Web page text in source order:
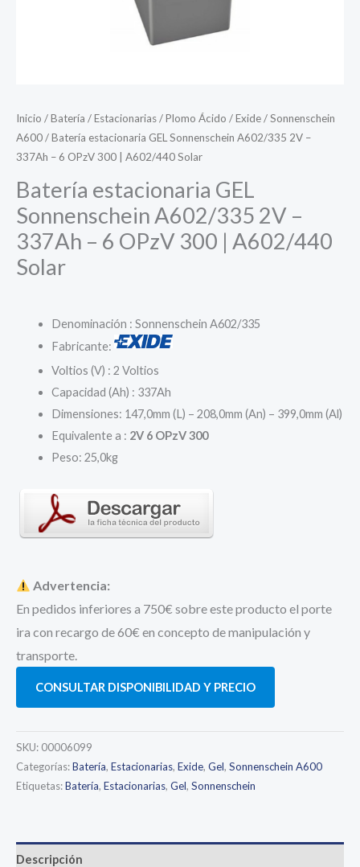
Inicio /Batería /Estacionarias/Plomo Ácido /Exide/Sonnenschein
A600/ Batería estacionaria GEL Sonnenschein A602/335 2V –
337Ah – 6 OPzV 300 | A602/440 Solar
Batería estacionaria GEL
Sonnenschein A602/335 2V –
337Ah – 6 OPzV 300 | A602/440
Solar
Denominación : Sonnenschein A602/335
Fabricante:
Voltios (V) : 2 Voltios
Capacidad (Ah) : 337Ah
Dimensiones: 147,0mm (L) – 208,0mm (An) – 399,0mm (Al)
Equivalente a : 2V 6 OPzV 300
Peso: 25,0kg
Advertencia:
En pedidos inferiores a 750€ sobre este producto el porte
ira con recargo de 60€ en concepto de manipulación y
transporte.
CONSULTAR DISPONIBILIDAD Y PRECIO
SKU: 00006099
Categorías:Batería, Estacionarias, Exide, Gel, Sonnenschein A600
Etiquetas:Batería, Estacionarias, Gel, Sonnenschein
Descripción